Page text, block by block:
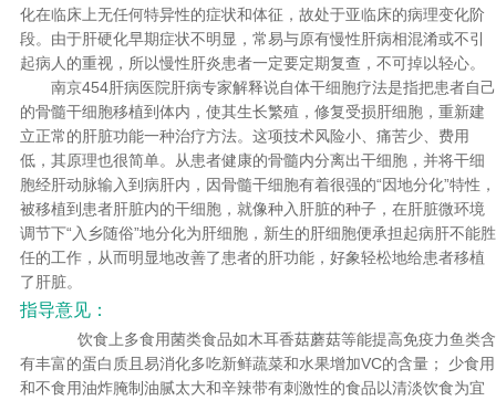
化在临床上无任何特异性的症状和体征，故处于亚临床的病理变化阶
段。由于肝硬化早期症状不明显，常易与原有慢性肝病相混淆或不引
起病人的重视，所以慢性肝炎患者一定要定期复查，不可掉以轻心。
南京454肝病医院肝病专家解释说自体干细胞疗法是指把患者自己
的骨髓干细胞移植到体内，使其生长繁殖，修复受损肝细胞，重新建
立正常的肝脏功能一种治疗方法。这项技术风险小、痛苦少、费用
低，其原理也很简单。从患者健康的骨髓内分离出干细胞，并将干细
胞经肝动脉输入到病肝内，因骨髓干细胞有着很强的“因地分化”特性，
被移植到患者肝脏内的干细胞，就像种入肝脏的种子，在肝脏微环境
调节下“入乡随俗”地分化为肝细胞，新生的肝细胞便承担起病肝不能胜
任的工作，从而明显地改善了患者的肝功能，好象轻松地给患者移植
了肝脏。
指导意见：
饮食上多食用菌类食品如木耳香菇蘑菇等能提高免疫力鱼类含
有丰富的蛋白质且易消化多吃新鲜蔬菜和水果增加VC的含量； 少食用
和不食用油炸腌制油腻太大和辛辣带有刺激性的食品以清淡饮食为宜